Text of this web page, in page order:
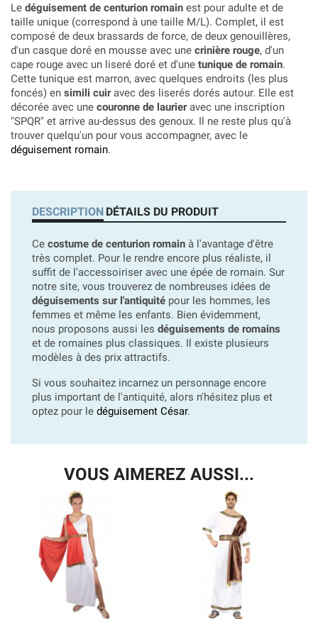
Le déguisement de centurion romain est pour adulte et de
taille unique (correspond à une taille M/L). Complet, il est
composé de deux brassards de force, de deux genouillères,
d'un casque doré en mousse avec une crinière rouge, d'un
cape rouge avec un liseré doré et d'une tunique de romain.
Cette tunique est marron, avec quelques endroits (les plus
foncés) en simili cuiravec des liserés dorés autour. Elle est
décorée avec une couronne de laurieravec une inscription
"SPQR" et arrive au-dessus des genoux. Il ne reste plus qu'à
trouver quelqu'un pour vous accompagner, avec le
déguisement romain.
DESCRIPTION DÉTAILS DU PRODUIT
Ce costume de centurion romain à l'avantage d'être
très complet. Pour le rendre encore plus réaliste, il
suffit de l'accessoiriser avec une épée de romain. Sur
notre site, vous trouverez de nombreuses idées de
déguisements sur l'antiquité pour les hommes, les
femmes et même les enfants. Bien évidemment,
nous proposons aussi les déguisements de romains
et de romaines plus classiques. Il existe plusieurs
modèles à des prix attractifs.
Si vous souhaitez incarnez un personnage encore
plus important de l'antiquité, alors n'hésitez plus et
optez pour le déguisement César.
VOUS AIMEREZ AUSSI...